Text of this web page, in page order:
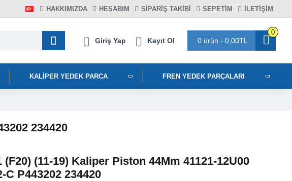
HAKKIMIZDA HESABIM SIPARIŞ TAKIBI SEPETIM İLETİŞİM
Giriş Yap Kayıt Ol 0 ürün - 0,00TL
0
KALIPER YEDEK PARCA FREN YEDEK PARÇALARI
234420
(F20) (11-19) Kaliper Piston 44Mm 41121-12U00
C P443202 234420